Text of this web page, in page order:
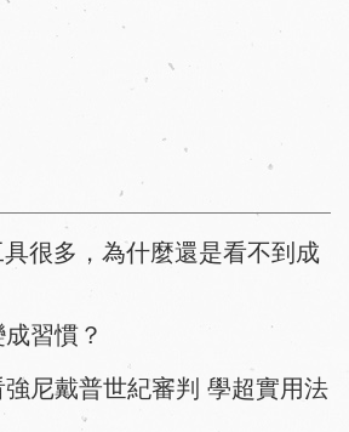
很多，為什麼還是看不到成
習慣？
尼戴普世紀審判 學超實用法